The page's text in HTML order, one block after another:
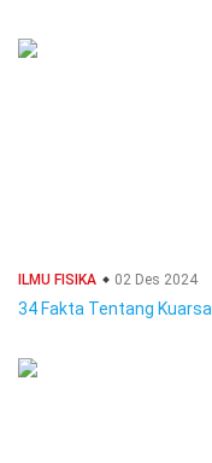
ILMU FISIKA 02 Des 2024
34 Fakta Tentang Kuarsa